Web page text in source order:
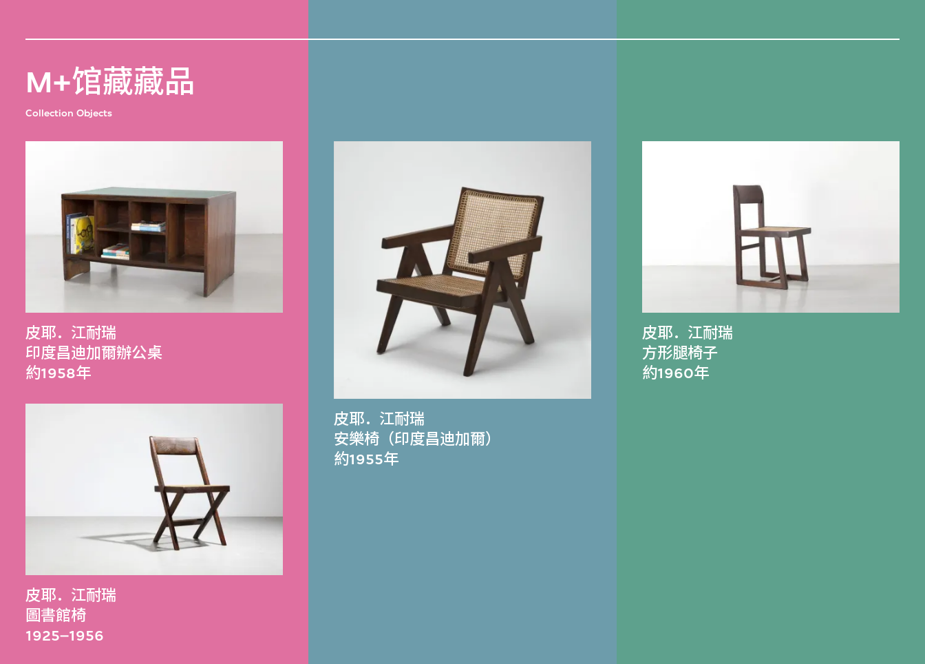
M+馆藏藏品
Collection Objects
皮耶．江耐瑞
印度昌迪加爾辦公桌
約1958年
皮耶．江耐瑞
圖書館椅
1925–1956
皮耶．江耐瑞
安樂椅（印度昌迪加爾）
約1955年
皮耶．江耐瑞
方形腿椅子
約1960年